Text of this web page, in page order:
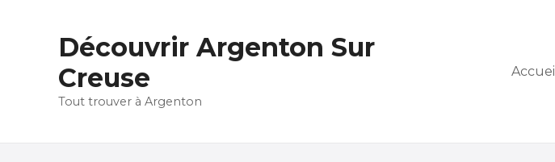
Découvrir Argenton Sur
Creuse
Tout trouver à Argenton
Accueil